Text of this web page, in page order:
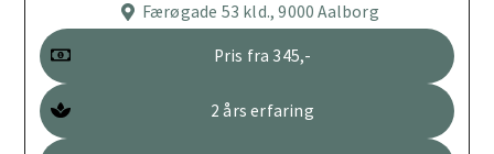
Færøgade 53 kld., 9000 Aalborg
Pris fra 345,-
2 års erfaring